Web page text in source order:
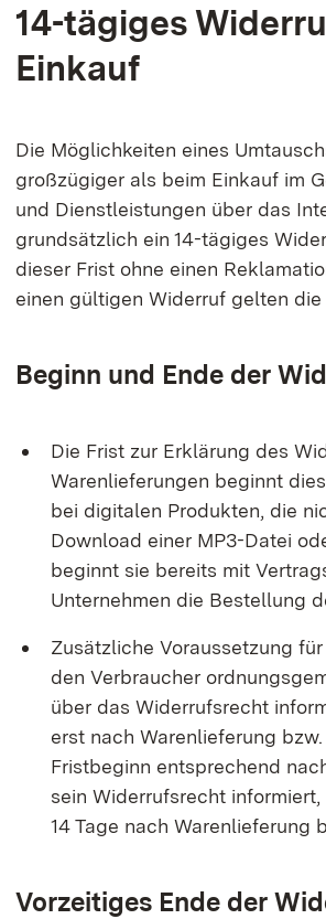
14-tägiges
Einkauf​
Die Möglichkeiten eines
großzügiger als beim Einkauf im
und Dienstleistungen über das
grundsätzlich ein 14-tägiges
dieser Frist ohne einen
einen gültigen Widerruf gelten
Beginn und Ende der
Die Frist zur Erklärung des
Warenlieferungen beginnt
bei digitalen Produkten, die
Download einer MP3-Datei
beginnt sie bereits mit
Unternehmen die Bestellung
Zusätzliche Voraussetzung
den Verbraucher
über das Widerrufsrecht
erst nach Warenlieferung
Fristbeginn entsprechend
sein Widerrufsrecht
14 Tage nach Warenlieferung
Vorzeitiges Ende der